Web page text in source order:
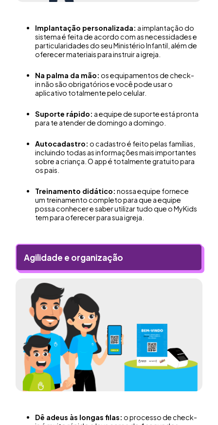
Implantação personalizada: a implantação do
sistema é feita de acordo com as necessidades e
particularidades do seu Ministério Infantil, além de
oferecer materiais para instruir a igreja.
Na palma da mão: os equipamentos de check-
in não são obrigatórios e você pode usar o
aplicativo totalmente pelo celular.
Suporte rápido: a equipe de suporte está pronta
para te atender de domingo a domingo.
Autocadastro: o cadastro é feito pelas famílias,
incluindo todas as informações mais importantes
sobre a criança. O app é totalmente gratuito para
os pais.
Treinamento didático: nossa equipe fornece
um treinamento completo para que a equipe
possa conhecer e saber utilizar tudo que o MyKids
tem para oferecer para sua igreja.
Agilidade e organização
Dê adeus às longas filas: o processo de check-